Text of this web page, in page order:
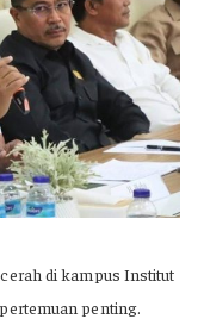
di kampus Institut
penting.